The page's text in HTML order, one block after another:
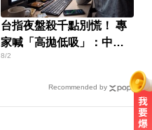
台指夜盤殺千點別慌！ 專
家喊「高拋低吸」：中秋
有大肉
8/2
Recommended by